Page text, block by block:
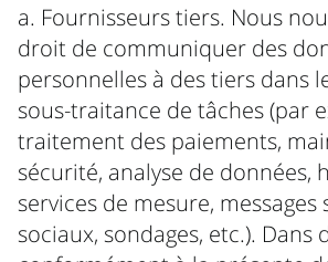
a. Fournisseurs tiers. Nous
droit de communiquer des
personnelles à des tiers dans
sous-traitance de tâches (par
traitement des paiements,
sécurité, analyse de données,
services de mesure, messages
sociaux, sondages, etc.). Dans